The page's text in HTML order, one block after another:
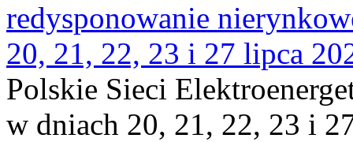
redysponowanie
20, 21, 22, 23 i 27 lipca
Polskie Sieci
w dniach 20, 21, 22, 23 i